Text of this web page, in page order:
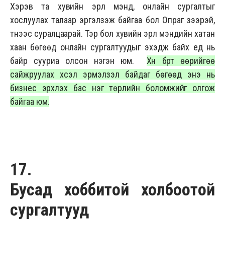
Хэрэв та хувийн эрүүл мэнд, онлайн сургалтыг
хослуулах талаар эргэлзэж байгаа бол Опраг үзээрэй,
түүнээс суралцаарай. Тэр бол хувийн эрүүл мэндийн хатан
хаан бөгөөд онлайн сургалтуудыг эхэдж байх үед нь
байр сууриа олсон нэгэн юм. Хүн бүрт өөрийгөө
сайжруулах хүсэл эрмэлзэл байдаг бөгөөд энэ нь
бизнес эрхлэх бас нэг төрлийн боломжийг олгож
байгаа юм.
17.
Бусад хоббитой холбоотой
сургалтууд